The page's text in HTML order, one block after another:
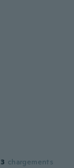
3 chargements